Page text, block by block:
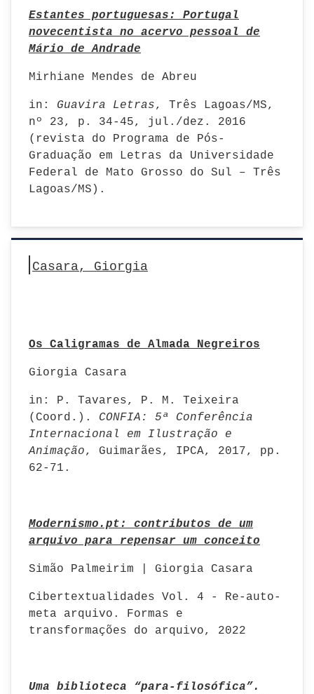
Estantes portuguesas: Portugal
novecentista no acervo pessoal de
Mário de Andrade
Mirhiane Mendes de Abreu
in: Guavira Letras, Três Lagoas/MS,
nº 23, p. 34-45, jul./dez. 2016
(revista do Programa de Pós-
Graduação em Letras da Universidade
Federal de Mato Grosso do Sul – Três
Lagoas/MS).
Casara, Giorgia
Os Caligramas de Almada Negreiros
Giorgia Casara
in: P. Tavares, P. M. Teixeira
(Coord.). CONFIA: 5ª Conferência
Internacional em Ilustração e
Animação, Guimarães, IPCA, 2017, pp.
62-71.
Modernismo.pt: contributos de um
arquivo para repensar um conceito
Simão Palmeirim | Giorgia Casara
Cibertextualidades Vol. 4 - Re-auto-
meta arquivo. Formas e
transformações do arquivo, 2022
Uma biblioteca “para-filosófica”.